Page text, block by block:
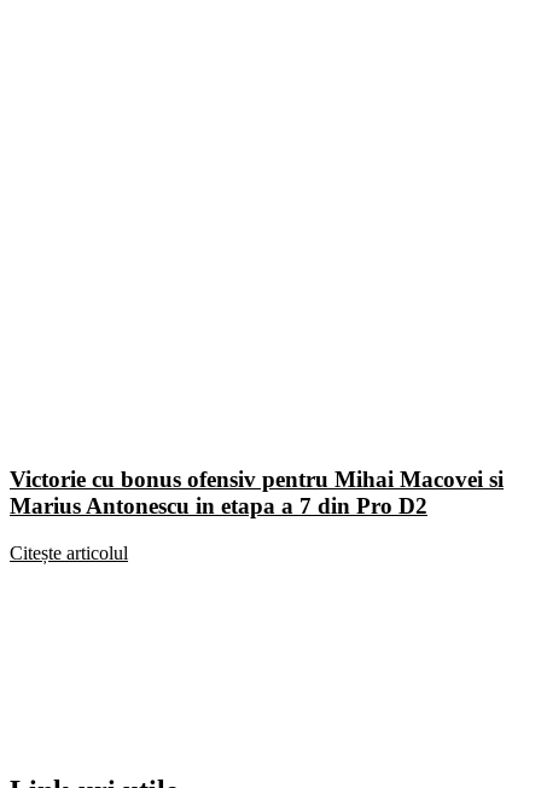
Victorie cu bonus ofensiv pentru Mihai Macovei si
Marius Antonescu in etapa a 7 din Pro D2
Citește articolul